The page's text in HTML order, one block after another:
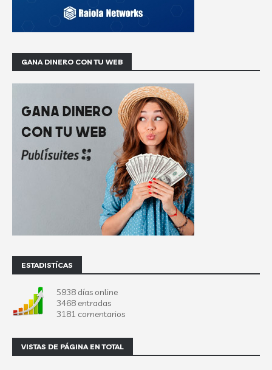
GANA DINERO CON TU WEB
ESTADISTÍCAS
5938 días online
3468 entradas
3181 comentarios
VISTAS DE PÁGINA EN TOTAL